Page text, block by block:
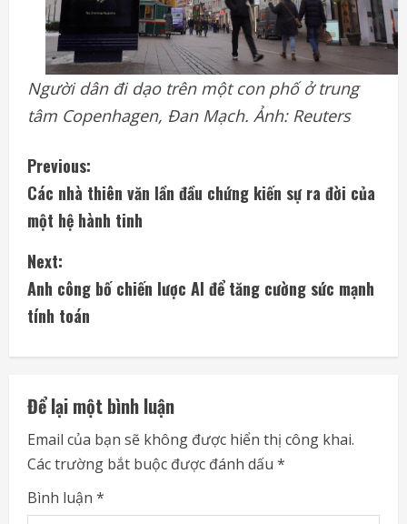
Người dân đi dạo trên một con phố ở trung
tâm Copenhagen, Đan Mạch. Ảnh: Reuters
C
o
n
t
i
n
u
e
R
e
Previous:
Các nhà thiên văn lần đầu chứng kiến sự ra đời của
một hệ hành tinh
Next:
Anh công bố chiến lược AI để tăng cường sức mạnh
tính toán
Để lại một bình luận
Email của bạn sẽ không được hiển thị công khai.
Các trường bắt buộc được đánh dấu *
Bình luận *